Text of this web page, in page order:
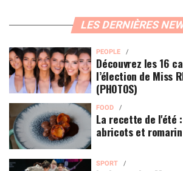
LES DERNIÈRES
PEOPLE
Découvrez les 16
l’élection de Miss
(PHOTOS)
FOOD
La recette de l'été
abricots et romarin
SPORT